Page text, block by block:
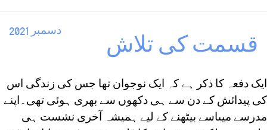
دسمبر 2021
قسمت کی تلاش
ایک دفعہ کا ذکر ہے کہ ایک نوجوان تھا جس کی زندگی اس
کی پیدائش کے دن سے ہی دکھوں سے بھری ہوئی تھی۔اپنے
مدرسے میںاسے بیٹھنے کے لیے ہمیشہ آخری نشست ہی